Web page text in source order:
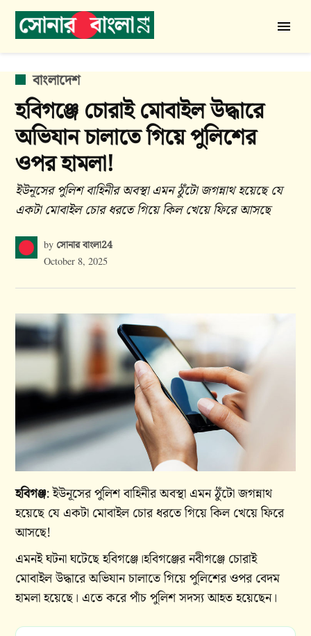
Skip
বাংলা
24
POSTED
IN
বাংলাদেশ
হবিগঞ্জে চোরাই মোবাইল উদ্ধারে
অভিযান চালাতে গিয়ে পুলিশের
ওপর হামলা!
ইউনূসের পুলিশ বাহিনীর অবস্থা এমন ঠুঁটো জগন্নাথ হয়েছে যে
একটা মোবাইল চোর ধরতে গিয়ে কিল খেয়ে ফিরে আসছে
by সোনার বাংলা24
October 8, 2025
হবিগঞ্জ: ইউনূসের পুলিশ বাহিনীর অবস্থা এমন ঠুঁটো জগন্নাথ
হয়েছে যে একটা মোবাইল চোর ধরতে গিয়ে কিল খেয়ে ফিরে
আসছে!
এমনই ঘটনা ঘটেছে হবিগঞ্জে।হবিগঞ্জের নবীগঞ্জে চোরাই
মোবাইল উদ্ধারে অভিযান চালাতে গিয়ে পুলিশের ওপর বেদম
হামলা হয়েছে। এতে করে পাঁচ পুলিশ সদস্য আহত হয়েছেন।